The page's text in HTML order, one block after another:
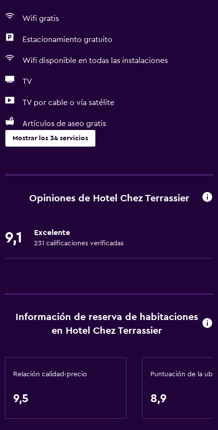
Wifi gratis
Estacionamiento gratuito
Wifi disponible en todas las instalaciones
TV
TV por cable o vía satélite
Artículos de aseo gratis
Mostrar los 34 servicios
Wifi gratis
Artículos de aseo gratis
Bar/lounge
Desayuno en la habitación
Menús para dietas especiales (bajo petición)
Secador de pelo
Aseo
Opiniones de Hotel Chez Terrassier
9,1 Excelente
231 calificaciones verificadas
Información de reserva de habitaciones
en Hotel Chez Terrassier
Relación calidad-precio
9,5
Puntuación de la
8,9